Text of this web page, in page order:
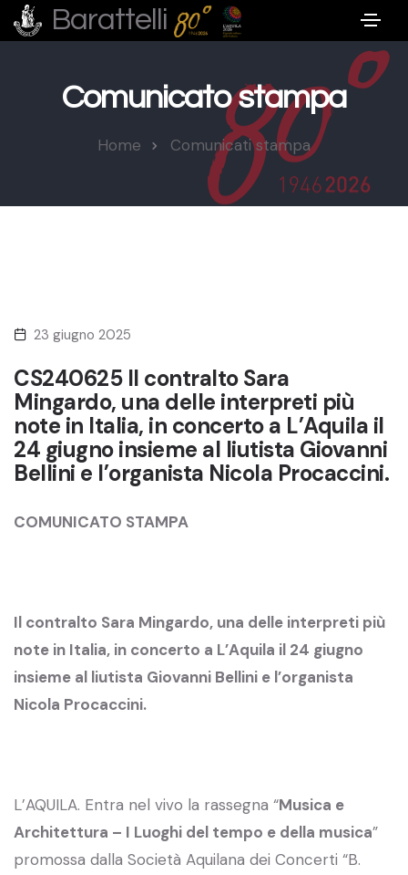
Barattelli
Comunicato stampa
Home Comunicati stampa
23 giugno 2025
CS240625 Il contralto Sara
Mingardo, una delle interpreti più
note in Italia, in concerto a L’Aquila il
24 giugno insieme al liutista Giovanni
Bellini e l’organista Nicola Procaccini.
COMUNICATO STAMPA
Il contralto Sara Mingardo, una delle interpreti più
note in Italia, in concerto a L’Aquila il 24 giugno
insieme al liutista Giovanni Bellini e l’organista
Nicola Procaccini.
L’AQUILA. Entra nel vivo la rassegna “Musica e
Architettura – I Luoghi del tempo e della musica”
promossa dalla Società Aquilana dei Concerti “B.